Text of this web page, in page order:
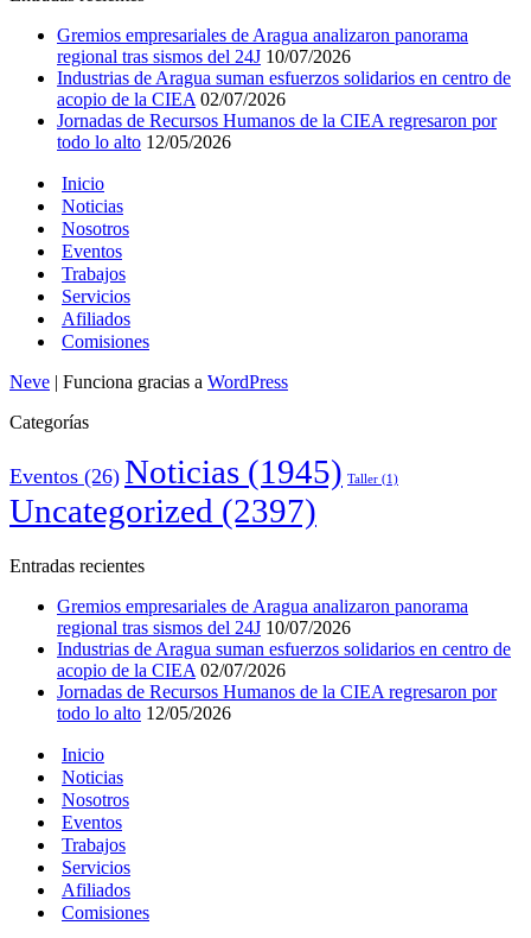
Gremios empresariales de Aragua analizaron panorama
regional tras sismos del 24J 10/07/2026
Industrias de Aragua suman esfuerzos solidarios en centro de
acopio de la CIEA 02/07/2026
Jornadas de Recursos Humanos de la CIEA regresaron por
todo lo alto 12/05/2026
Inicio
Noticias
Nosotros
Eventos
Trabajos
Servicios
Afiliados
Comisiones
Neve | Funciona gracias a WordPress
Categorías
Eventos (26) Noticias (1945) Taller (1)
Uncategorized (2397)
Entradas recientes
Gremios empresariales de Aragua analizaron panorama
regional tras sismos del 24J 10/07/2026
Industrias de Aragua suman esfuerzos solidarios en centro de
acopio de la CIEA 02/07/2026
Jornadas de Recursos Humanos de la CIEA regresaron por
todo lo alto 12/05/2026
Inicio
Noticias
Nosotros
Eventos
Trabajos
Servicios
Afiliados
Comisiones